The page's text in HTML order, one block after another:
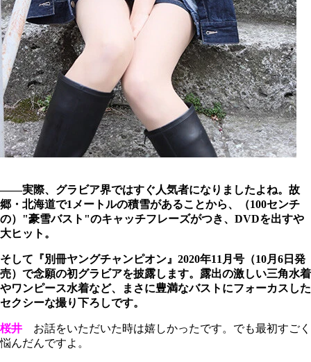
――実際、グラビア界ではすぐ人気者になりましたよね。故
郷・北海道で1メートルの積雪があることから、（100センチ
の）"豪雪バスト"のキャッチフレーズがつき、DVDを出すや
大ヒット。
そして『別冊ヤングチャンピオン』2020年11月号（10月6日発
売）で念願の初グラビアを披露します。露出の激しい三角水着
やワンピース水着など、まさに豊満なバストにフォーカスした
セクシーな撮り下ろしです。
桜井 お話をいただいた時は嬉しかったです。でも最初すごく
悩んだんですよ。